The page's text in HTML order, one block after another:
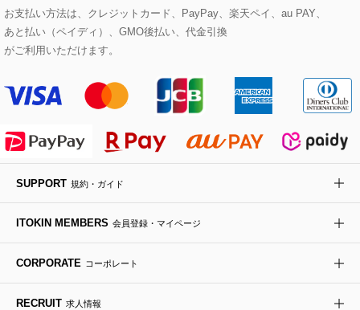
eur3
Maison de CINQ
MK MICHEL KLEIN BAG
HIROKO KOSHINO
セットアップワンピース
ステンカラーコート
ライダースジャケット
デニムジャケット
ダウンジャケット・コート
ヘアアクセサリー
ハンカチ・バンダナ
手袋
チャーム・ストラップ
ブローチ・コサージュ
ボストンバッグ
バックパック・リュック
ボディバッグ・メッセンジャーバッグ
トラベルバッグ
スニーカー
フラットシューズ
ローファー
ドレスシューズ
ローズ
カサブランカ・カラー
ラナンキュラス
ポプリアレンジ＆フレグランス
お支払い方法は、クレジットカード、PayPay、楽天ペイ、au PAY、
あと払い（ペイディ）、GMO後払い、代金引換
がご利用いただけます。
SUPPORT 規約・ガイド
ITOKIN MEMBERS 会員登録・マイページ
CORPORATE コーポレート
RECRUIT 求人情報